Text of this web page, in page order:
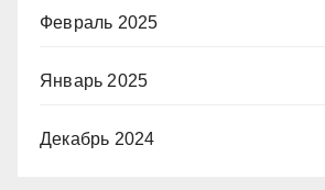
Февраль 2025
Январь 2025
Декабрь 2024